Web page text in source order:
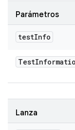
Parámetros
testInfo
Test
Lanza